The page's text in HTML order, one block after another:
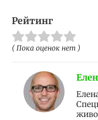
Рейтинг
( Пока оценок нет )